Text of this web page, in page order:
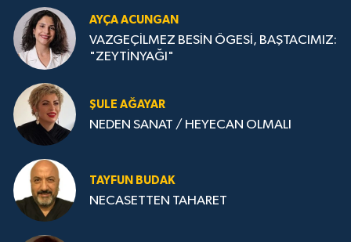
AYÇA ACUNGAN
VAZGEÇİLMEZ BESİN ÖGESİ, BAŞTACIMIZ:
"ZEYTİNYAĞI"
ŞULE AĞAYAR
NEDEN SANAT / HEYECAN OLMALI
TAYFUN BUDAK
NECASETTEN TAHARET